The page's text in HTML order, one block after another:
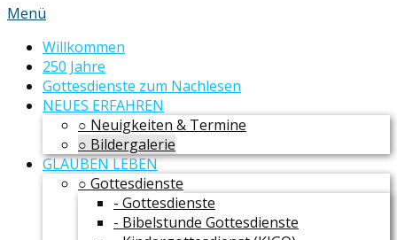
Menü
Willkommen
250 Jahre
Gottesdienste zum Nachlesen
NEUES ERFAHREN
○ Neuigkeiten & Termine
○ Bildergalerie
GLAUBEN LEBEN
○ Gottesdienste
- Gottesdienste
- Bibelstunde Gottesdienste